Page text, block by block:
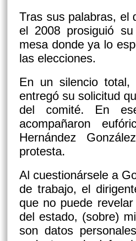
Tras sus palabras, el
el 2008 prosiguió
mesa donde ya lo
las elecciones.
En un silencio total,
entregó su solicitud
del comité. En
acompañaron
Hernández
protesta.
Al cuestionársele a
de trabajo, el
que no puede
del estado, (sobre)
son datos